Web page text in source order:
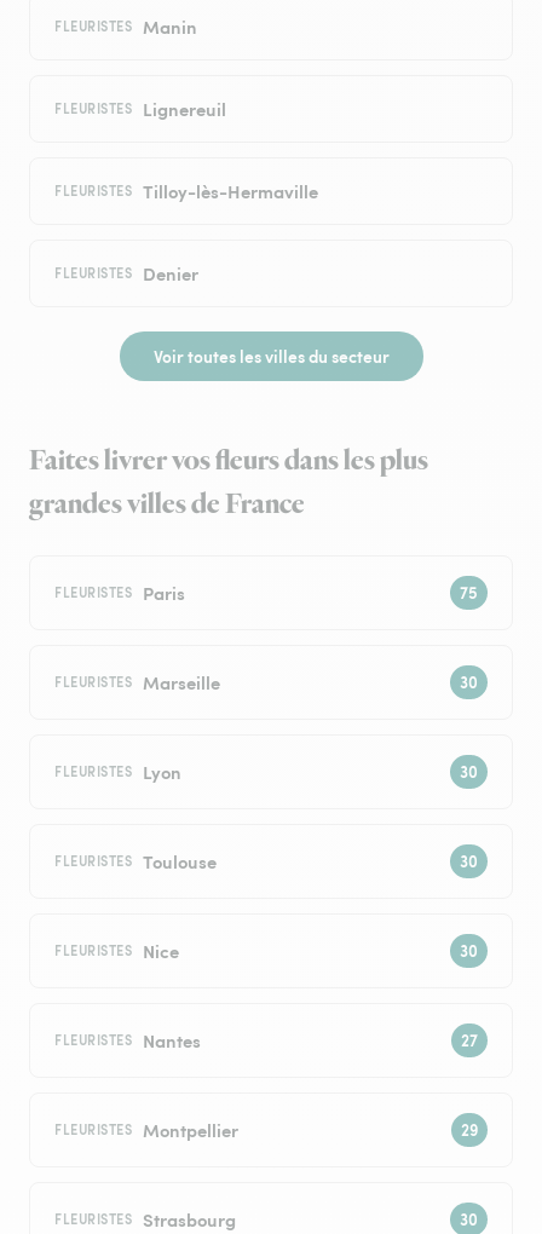
FLEURISTES Manin
FLEURISTES Lignereuil
FLEURISTES Tilloy-lès-Hermaville
FLEURISTES Denier
Voir toutes les villes du secteur
Faites livrer vos fleurs dans les plus
grandes villes de France
FLEURISTES Paris
FLEURISTES Marseille
FLEURISTES Lyon
FLEURISTES Toulouse
FLEURISTES Nice
FLEURISTES Nantes
FLEURISTES Montpellier
FLEURISTES Strasbourg